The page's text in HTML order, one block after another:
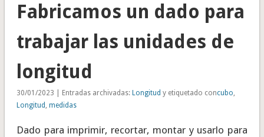
Fabricamos un dado para
trabajar las unidades de
longitud
30/01/2023 | Entradas archivadas: Longitud y etiquetado concubo,
Longitud , medidas
Dado para imprimir, recortar, montar y usarlo para